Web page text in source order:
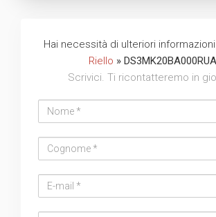
Hai necessità di ulteriori
Riello » DS3MK20BA000RUA
Scrivici. Ti ricontatteremo in
address